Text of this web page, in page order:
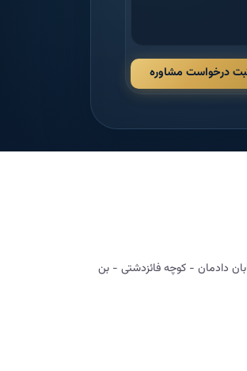
درخواست مشاوره
دادمان - کوچه فائزدشتی - بن